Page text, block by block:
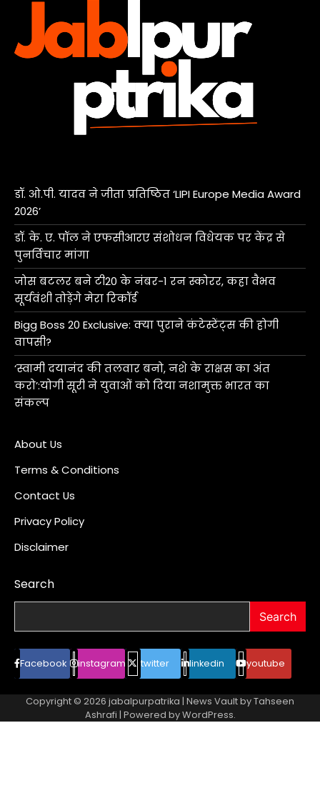
डॉ. ओ.पी. यादव ने जीता प्रतिष्ठित ‘LIPI Europe Media Award
2026’
डॉ. के. ए. पॉल ने एफसीआरए संशोधन विधेयक पर केंद्र से
पुनर्विचार मांगा
जोस बटलर बने टी20 के नंबर-1 रन स्कोरर, कहा वैभव
सूर्यवंशी तोड़ेंगे मेरा रिकॉर्ड
Bigg Boss 20 Exclusive: क्या पुराने कंटेस्टेंट्स की होगी
वापसी?
‘स्वामी दयानंद की तलवार बनो, नशे के राक्षस का अंत
करो’:योगी सूरी ने युवाओं को दिया नशामुक्त भारत का
संकल्प
About Us
Terms & Conditions
Contact Us
Privacy Policy
Disclaimer
Search
Search
Facebook instagram twitter linkedin youtube
Copyright © 2026 jabalpurpatrika | News Vault byTahseen
Ashrafi | Powered byWordPress.